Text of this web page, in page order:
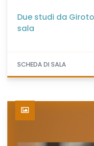
Due studi da
sala
SCHEDA DI SALA